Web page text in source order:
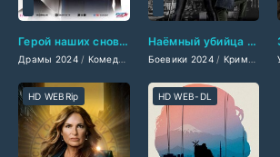
Герой наших снов (2024)
Драмы 2024/ Комедии 2024 /Фантастические 2024 /
Наёмный убийца (2024)
Боевики 2024 / Криминальные фильмы 2024
HD WEBRip HD WEB-DL